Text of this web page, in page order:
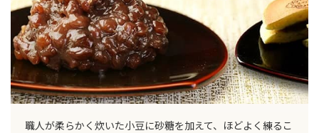
職人が柔らかく炊いた小豆に砂糖を加えて、ほどよく練るこ